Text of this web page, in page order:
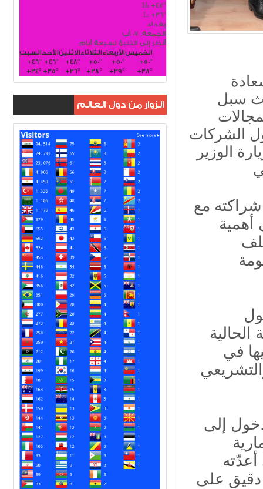
سبل
الشركات
الوزير
مع
أهمية
في
إلى
دقيق على
H: +47°
L: +36°
بغداد
الجمعة, 07 آب
أنظر إلى التنبؤ لسبعة أيام
السبتالأحدالاثنينالثلاثاءالأربعاءالخميس
+46° +46° +48° +50° +50° +50°
+34°+35° +36° +38° +39° +38°
الزوار من دول العالم